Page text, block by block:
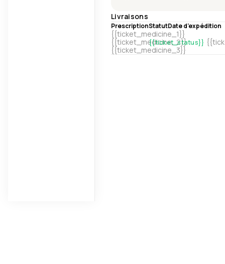
Livraisons
PrescriptionStatutDate
{{ticket_medicine_1}}
{{ticket_medicine_2}}
{{ticket_medicine_3}}
{{ticket_status}}